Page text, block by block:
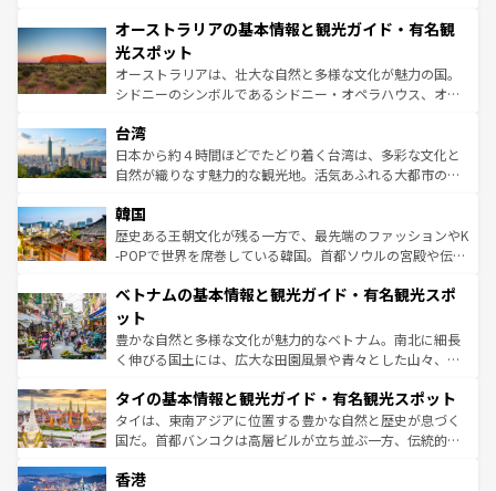
文化が魅力。旅行者はアメリカの各地域で異なる魅力を楽
しみながら、その多様性と豊かな歴史を感じることができ
るだろう。車でのロードトリップや列車の旅も、アメリカ
ならではの贅沢な旅のスタイルだ。 なお、新着のアメリカ
情報は コンテンツ一覧 を参照してほしい。
ワイ島は見逃せない。また、定番の観光地といえばオアフ
島だが、静かな自然を求めるならマウイ島やカウアイ島が
おすすめ。エメラルドグリーンに輝く海をはじめ、豊かな
文化や歴史が息づいている。「アロハスピリット」と呼ば
人々、おいしいローカルフードやハワイアンミュージッ
ク、伝統的なフラダンスなど、すべてがハワイの魅力を彩
っている。訪れるたびに新しい発見と感動が待っているハ
はコンテンツ一覧
オーストラリアの基本情報と観光ガイド・有名観
光スポット
オーストラリアは、壮大な自然と多様な文化が魅力の国。
シドニーのシンボルであるシドニー・オペラハウス、オー
リアリーフや大陸中央部にそびえるウルル（エアーズロッ
ク）、タスマニアの美しい原生林やケアンズの熱帯雨林な
ど、見どころがたくさん。また、カフェやワイン、オージ
いる。アクティビティも充実しており、サーフィンやダイ
ビング、ハイキングなど、アウトドア好きにはたまらな
い。オーストラリアの多彩な魅力を存分に味わいつくそ
参照してほしい。
台湾
日本から約４時間ほどでたどり着く台湾は、多彩な文化と
自然が織りなす魅力的な観光地。活気あふれる大都市の台
ン）、静ひつな山岳地帯である台湾東部など、都市の喧騒
と山間の静けさが共存しており、訪れる人に新しい発見と
驚きをもたらしてくれる。また、奥深い台湾の食文化も魅
容にもいいと評判のスイーツなど、バラエティ豊かな料理
照してほしい。
韓国
歴史ある王朝文化が残る一方で、最先端のファッションやK
-POPで世界を席巻している韓国。首都ソウルの宮殿や伝統
き、地方に足を延ばせば四季折々の自然美を楽しむことが
できる。そして、キムチや焼肉、絶品のストリートフード
まで、さまざまな韓国料理が待っている。夜には、韓国な
らではのナイトライフも堪能できる。あたたかいホスピタ
わってみてほしい。 なお、新着の韓国情報はコンテンツ一
覧 を参照してほしい。
ベトナムの基本情報と観光ガイド・有名観光スポ
ット
豊かな自然と多様な文化が魅力的なベトナム。南北に細長
く伸びる国土には、広大な田園風景や青々とした山々、世
急速な発展と共に伝統が息づく。ハノイの古い町並みやホ
ーチミン市のフランス統治時代の建物も、独特の雰囲気を
醸し出している。また、バラエティの豊かさとおいしさで
とつ。フォーやバインミー、ベトナムコーヒーなどは、ぜ
タイの基本情報と観光ガイド・有名観光スポット
タイは、東南アジアに位置する豊かな自然と歴史が息づく
国だ。首都バンコクは高層ビルが立ち並ぶ一方、伝統的な
の活気が交差している。北部ではチェンマイなどの山岳地
香港